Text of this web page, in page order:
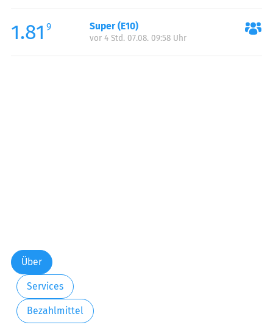
Samstag:
07:00-19:00
Sonntag:
1.81 9 Super (E10)
vor 4 Std. 07.08. 09:58 Uhr
Über
Services
Bezahlmittel